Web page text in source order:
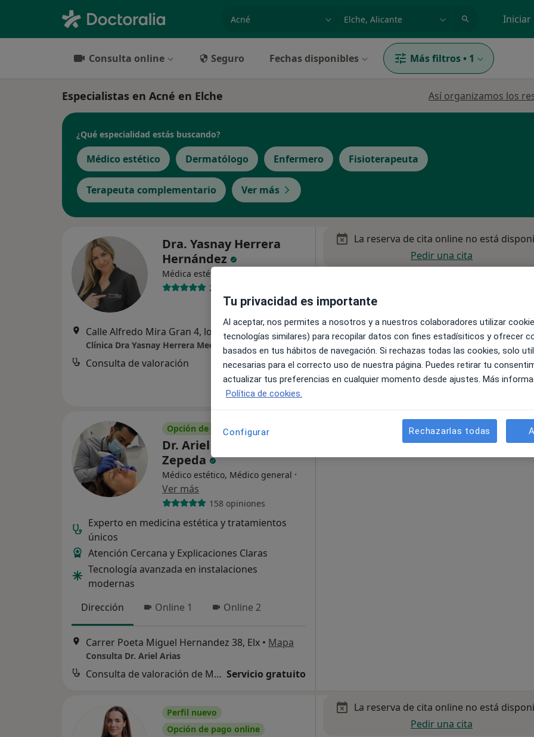
especialidad, enfermedad o nombre Iniciar
Consulta online Seguro Fechas disponibles Más filtros • 1
Especialistas en Acné en Elche Así organizamos los
¿Qué especialidad estás buscando?
Médico estético Dermatólogo Enfermero Fisioterapeuta
Terapeuta complementario Ver más
Dra. Yasnay Herrera
Hernández
Médica estética
293 opiniones
Calle Alfredo Mira Gran 4, local, Elche •Mapa
Clínica Dra Yasnay Herrera Medicina Estética Avanzada
Consulta de valoración 20 €
La reserva de cita online no está
Pedir una cita
Opción de pago online
Dr. Ariel José Arias
Zepeda
Médico estético, Médico general ·
Ver más
158 opiniones
Experto en medicina estética y tratamientos
únicos
Atención Cercana y Explicaciones Claras
Tecnología avanzada en instalaciones
modernas
Dirección
Online 1 Online 2
Carrer Poeta Miguel Hernandez 38, Elx • Mapa
Consulta Dr. Ariel Arias
Consulta de valoración de Medicina Estética Servicio gratuito
La reserva de cita online no está
Pedir una cita
Perfil nuevo
Opción de pago online
La reserva de cita online no está
Pedir una cita
Tu privacidad es importante
Al aceptar, nos permites a nosotros y a nuestros colaboradores utilizar
tecnologías similares) para recopilar datos con fines estadísiticos y ofrecer
basados en tus hábitos de navegación. Si rechazas todas las cookies, solo
necesarias para el correcto uso de nuestra página. Puedes retirar tu
actualizar tus preferencias en cualquier momento desde ajustes. Más
Política de cookies.
Configurar Rechazarlas todas